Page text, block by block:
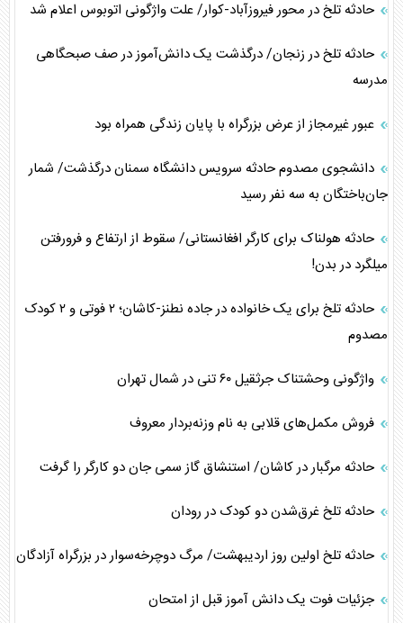
حادثه تلخ در محور فیروزآباد-کوار/ علت واژگونی اتوبوس اعلام شد
حادثه تلخ در زنجان/ درگذشت یک دانش‌آموز ‌در صف صبحگاهی
مدرسه‌
عبور غیرمجاز از عرض بزرگراه با پایان زندگی همراه بود
دانشجوی مصدوم حادثه سرویس دانشگاه سمنان درگذشت/ شمار
جان‌باختگان به سه نفر رسید
حادثه هولناک برای کارگر افغانستانی/ سقوط از ارتفاع و فرورفتن
میلگرد در بدن!
حادثه تلخ برای یک خانواده در جاده نطنز-کاشان؛ ۲ فوتی و ۲ کودک
مصدوم
واژگونی وحشتناک جرثقیل ۶۰ تنی در شمال تهران
فروش مکمل‌های قلابی به نام وزنه‌بردار معروف
حادثه مرگبار در کاشان/ استنشاق گاز سمی جان دو کارگر را گرفت
حادثه تلخ غرق‌شدن دو کودک در رودان
حادثه تلخ اولین روز اردیبهشت/ مرگ دوچرخه‌سوار در بزرگراه آزادگان
جزئیات فوت یک دانش آموز قبل از امتحان